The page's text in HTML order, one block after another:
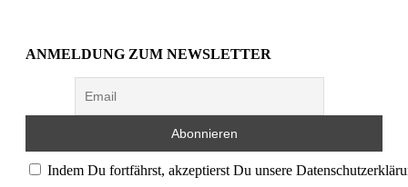
ANMELDUNG ZUM NEWSLETTER
Indem Du fortfährst, akzeptierst Du unsere